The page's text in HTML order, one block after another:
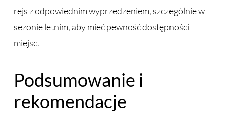
rejs z odpowiednim wyprzedzeniem, szczególnie w
sezonie letnim, aby mieć pewność dostępności
miejsc.
Podsumowanie i
rekomendacje